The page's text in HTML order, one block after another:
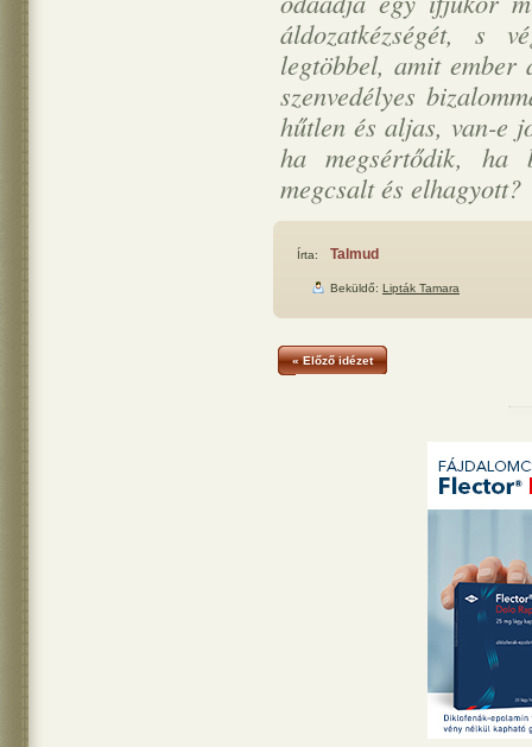
áldozatkézségét, s
legtöbbel, amit
szenvedélyes
hűtlen és aljas, van-e
ha megsértődik,
megcsalt és elhagyott?
Írta: Talmud
Beküldő: Lipták Tamara
« Előző idézet